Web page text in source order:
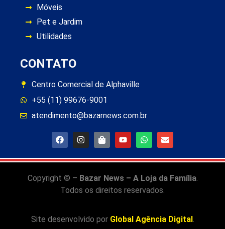
Móveis
Pet e Jardim
Utilidades
CONTATO
Centro Comercial de Alphaville
+55 (11) 99676-9001
atendimento@bazarnews.com.br
Copyright © – Bazar News – A Loja da Família.
Todos os direitos reservados.
Site desenvolvido por Global Agência Digital.